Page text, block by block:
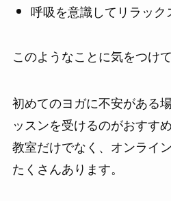
呼吸を意識してリラック
このようなことに気をつけ
初めてのヨガに不安がある
ッスンを受けるのがおすす
教室だけでなく、オンライ
たくさんあります。